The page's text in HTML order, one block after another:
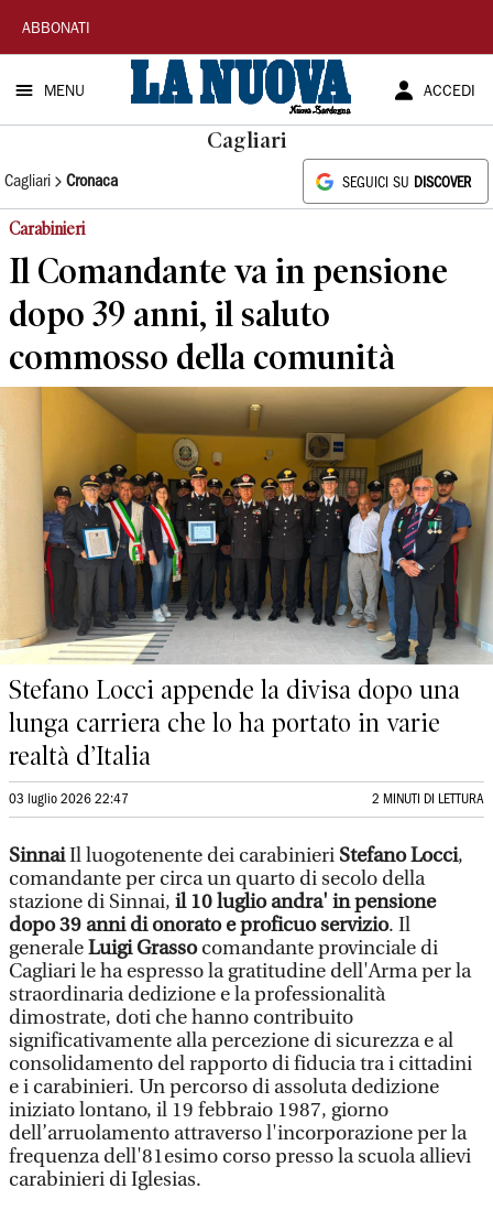
La
Nuova
Sardegna
ABBONATI
MENU ACCEDI
Cagliari
Cagliari Cronaca SEGUICI SU DISCOVER
Carabinieri
Il Comandante va in pensione
dopo 39 anni, il saluto
commosso della comunità
Stefano Locci appende la divisa dopo una
lunga carriera che lo ha portato in varie
realtà d’Italia
03 luglio 2026 22:47 2 MINUTI DI LETTURA
SinnaiIl luogotenente dei carabinieri Stefano Locci,
comandante per circa un quarto di secolo della
stazione di Sinnai, il 10 luglio andra' in pensione
dopo 39 anni di onorato e proficuo servizio. Il
generaleLuigi Grassocomandante provinciale di
Cagliari le ha espresso la gratitudine dell'Arma per la
straordinaria dedizione e la professionalità
dimostrate, doti che hanno contribuito
significativamente alla percezione di sicurezza e al
consolidamento del rapporto di fiducia tra i cittadini
e i carabinieri. Un percorso di assoluta dedizione
iniziato lontano, il 19 febbraio 1987, giorno
dell’arruolamento attraverso l'incorporazione per la
frequenza dell'81esimo corso presso la scuola allievi
carabinieri di Iglesias.